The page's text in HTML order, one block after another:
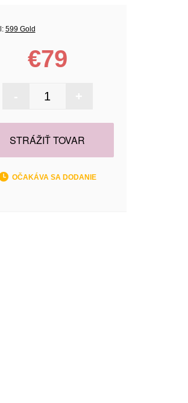
599 Gold
€79
STRÁŽIŤ TOVAR
OČAKÁVA SA DODANIE